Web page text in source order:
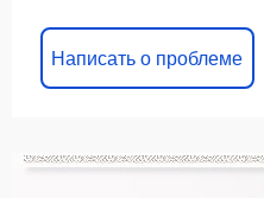
Написать о проблеме